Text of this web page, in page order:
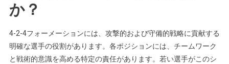
か？
4-2-4フォーメーションには、攻撃的および守備的戦略に貢献する
明確な選手の役割があります。各ポジションには、チームワーク
と戦術的意識を高める特定の責任があります。若い選手がこのシ